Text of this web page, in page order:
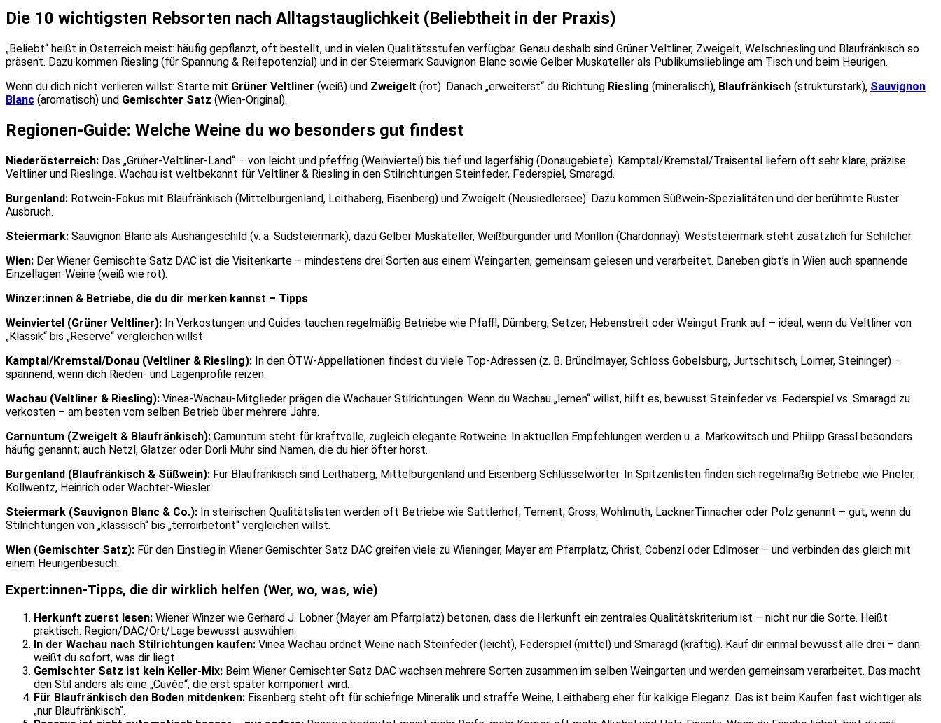
Die 10 wichtigsten Rebsorten nach Alltagstauglichkeit (Beliebtheit in der Praxis)
„Beliebt“ heißt in Österreich meist: häufig gepflanzt, oft bestellt, und in vielen Qualitätsstufen verfügbar. Genau deshalb sind Grüner Veltliner, Zweigelt, Welschriesling und Blaufränkisch so
präsent. Dazu kommen Riesling (für Spannung & Reifepotenzial) und in der Steiermark Sauvignon Blanc sowie Gelber Muskateller als Publikumslieblinge am Tisch und beim Heurigen.
Wenn du dich nicht verlieren willst: Starte mit Grüner Veltliner (weiß) und Zweigelt (rot). Danach „erweiterst“ du Richtung Riesling (mineralisch), Blaufränkisch (strukturstark), Sauvignon
Blanc (aromatisch) und Gemischter Satz (Wien-Original).
Regionen-Guide: Welche Weine du wo besonders gut findest
Niederösterreich: Das „Grüner-Veltliner-Land“ – von leicht und pfeffrig (Weinviertel) bis tief und lagerfähig (Donaugebiete). Kamptal/Kremstal/Traisental liefern oft sehr klare, präzise
Veltliner und Rieslinge. Wachau ist weltbekannt für Veltliner & Riesling in den Stilrichtungen Steinfeder, Federspiel, Smaragd.
Burgenland: Rotwein-Fokus mit Blaufränkisch (Mittelburgenland, Leithaberg, Eisenberg) und Zweigelt (Neusiedlersee). Dazu kommen Süßwein-Spezialitäten und der berühmte Ruster
Ausbruch.
Steiermark: Sauvignon Blanc als Aushängeschild (v. a. Südsteiermark), dazu Gelber Muskateller, Weißburgunder und Morillon (Chardonnay). Weststeiermark steht zusätzlich für Schilcher.
Wien: Der Wiener Gemischte Satz DAC ist die Visitenkarte – mindestens drei Sorten aus einem Weingarten, gemeinsam gelesen und verarbeitet. Daneben gibt’s in Wien auch spannende
Einzellagen-Weine (weiß wie rot).
Winzer:innen & Betriebe, die du dir merken kannst – Tipps
Weinviertel (Grüner Veltliner): In Verkostungen und Guides tauchen regelmäßig Betriebe wie Pfaffl, Dürnberg, Setzer, Hebenstreit oder Weingut Frank auf – ideal, wenn du Veltliner von
„Klassik“ bis „Reserve“ vergleichen willst.
Kamptal/Kremstal/Donau (Veltliner & Riesling): In den ÖTW-Appellationen findest du viele Top-Adressen (z. B. Bründlmayer, Schloss Gobelsburg, Jurtschitsch, Loimer, Steininger) –
spannend, wenn dich Rieden- und Lagenprofile reizen.
Wachau (Veltliner & Riesling): Vinea-Wachau-Mitglieder prägen die Wachauer Stilrichtungen. Wenn du Wachau „lernen“ willst, hilft es, bewusst Steinfeder vs. Federspiel vs. Smaragd zu
verkosten – am besten vom selben Betrieb über mehrere Jahre.
Carnuntum (Zweigelt & Blaufränkisch): Carnuntum steht für kraftvolle, zugleich elegante Rotweine. In aktuellen Empfehlungen werden u. a. Markowitsch und Philipp Grassl besonders
häufig genannt; auch Netzl, Glatzer oder Dorli Muhr sind Namen, die du hier öfter hörst.
Burgenland (Blaufränkisch & Süßwein): Für Blaufränkisch sind Leithaberg, Mittelburgenland und Eisenberg Schlüsselwörter. In Spitzenlisten finden sich regelmäßig Betriebe wie Prieler,
Kollwentz, Heinrich oder Wachter-Wiesler.
Steiermark (Sauvignon Blanc & Co.): In steirischen Qualitätslisten werden oft Betriebe wie Sattlerhof, Tement, Gross, Wohlmuth, LacknerTinnacher oder Polz genannt – gut, wenn du
Stilrichtungen von „klassisch“ bis „terroirbetont“ vergleichen willst.
Wien (Gemischter Satz): Für den Einstieg in Wiener Gemischter Satz DAC greifen viele zu Wieninger, Mayer am Pfarrplatz, Christ, Cobenzl oder Edlmoser – und verbinden das gleich mit
einem Heurigenbesuch.
Expert:innen-Tipps, die dir wirklich helfen (Wer, wo, was, wie)
Herkunft zuerst lesen: Wiener Winzer wie Gerhard J. Lobner (Mayer am Pfarrplatz) betonen, dass die Herkunft ein zentrales Qualitätskriterium ist – nicht nur die Sorte. Heißt
praktisch: Region/DAC/Ort/Lage bewusst auswählen.
In der Wachau nach Stilrichtungen kaufen: Vinea Wachau ordnet Weine nach Steinfeder (leicht), Federspiel (mittel) und Smaragd (kräftig). Kauf dir einmal bewusst alle drei – dann
weißt du sofort, was dir liegt.
Gemischter Satz ist kein Keller-Mix: Beim Wiener Gemischter Satz DAC wachsen mehrere Sorten zusammen im selben Weingarten und werden gemeinsam verarbeitet. Das macht
den Stil anders als eine „Cuvée“, die erst später komponiert wird.
Für Blaufränkisch den Boden mitdenken: Eisenberg steht oft für schiefrige Mineralik und straffe Weine, Leithaberg eher für kalkige Eleganz. Das ist beim Kaufen fast wichtiger als
„nur Blaufränkisch“.